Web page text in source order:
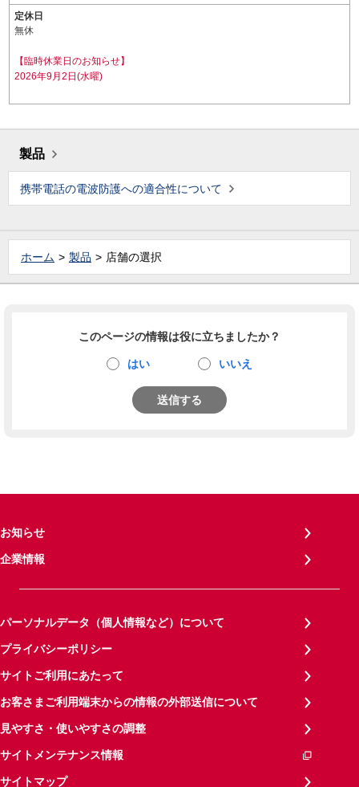
定休日
無休
【臨時休業日のお知らせ】
2026年9月2日(水曜)
製品
携帯電話の電波防護への適合性について
ホーム 製品 店舗の選択
このページの情報は役に立ちましたか？
はい いいえ
送信する
お知らせ
企業情報
パーソナルデータ（個人情報など）について
プライバシーポリシー
サイトご利用にあたって
お客さまご利用端末からの情報の外部送信について
見やすさ・使いやすさの調整
サイトメンテナンス情報
サイトマップ